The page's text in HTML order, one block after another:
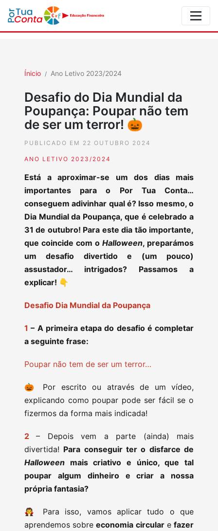
Ínicio Ano Letivo 2023/2024
Desafio do Dia Mundial da
Poupança: Poupar não tem
de ser um terror! 🎃
PUBLICADO EM 22 OUTUBRO 2024
ANO LETIVO 2023/2024
Está a aproximar-se um dos dias mais
importantes para o Por Tua Conta…
conseguem adivinhar qual é? Isso mesmo, o
Dia Mundial da Poupança, que é celebrado a
31 de outubro! Para este dia tão importante,
que coincide com o Halloween, preparámos
um desafio divertido e (um pouco)
assustador… intrigados? Passamos a
explicar! 👇
Desafio Dia Mundial da Poupança
1– A primeira etapa do desafio é completar
a seguinte frase:
Poupar não tem de ser um terror…
🎃 Por escrito ou através de um vídeo,
explicando como poupar pode ser fácil se o
fizermos da forma mais indicada!
2
– Depois vem a parte (ainda) mais
divertida! Para conseguir ter o disfarce de
Halloween mais criativo e único, que tal
poupar algum dinheiro e criar a nossa
própria fantasia?
🧛 Para isso, vamos aplicar tudo o que
aprendemos sobreeconomia circularefazer